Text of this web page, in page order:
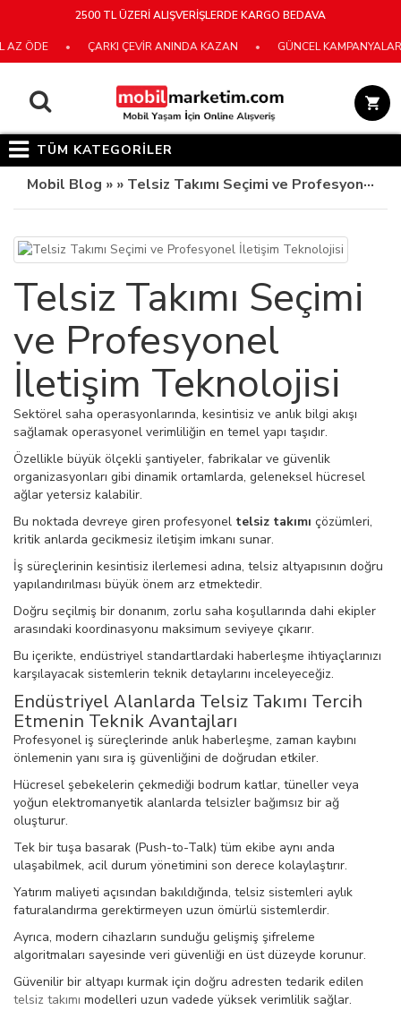
2500 TL ÜZERİ ALIŞVERİŞLERDE KARGO BEDAVA
ÖDE ÇARKI ÇEVİR ANINDA KAZAN GÜNCEL
TÜM KATEGORİLER
Mobil Blog » » Telsiz Takımı Seçimi ve Profesyonel İletişim Teknolojisi
Telsiz Takımı Seçimi
ve Profesyonel
İletişim Teknolojisi
Sektörel saha operasyonlarında, kesintisiz ve anlık bilgi akışı
sağlamak operasyonel verimliliğin en temel yapı taşıdır.
Özellikle büyük ölçekli şantiyeler, fabrikalar ve güvenlik
organizasyonları gibi dinamik ortamlarda, geleneksel hücresel
ağlar yetersiz kalabilir.
Bu noktada devreye giren profesyonel telsiz takımı çözümleri,
kritik anlarda gecikmesiz iletişim imkanı sunar.
İş süreçlerinin kesintisiz ilerlemesi adına, telsiz altyapısının doğru
yapılandırılması büyük önem arz etmektedir.
Doğru seçilmiş bir donanım, zorlu saha koşullarında dahi ekipler
arasındaki koordinasyonu maksimum seviyeye çıkarır.
Bu içerikte, endüstriyel standartlardaki haberleşme ihtiyaçlarınızı
karşılayacak sistemlerin teknik detaylarını inceleyeceğiz.
Endüstriyel Alanlarda Telsiz Takımı Tercih
Etmenin Teknik Avantajları
Profesyonel iş süreçlerinde anlık haberleşme, zaman kaybını
önlemenin yanı sıra iş güvenliğini de doğrudan etkiler.
Hücresel şebekelerin çekmediği bodrum katlar, tüneller veya
yoğun elektromanyetik alanlarda telsizler bağımsız bir ağ
oluşturur.
Tek bir tuşa basarak (Push-to-Talk) tüm ekibe aynı anda
ulaşabilmek, acil durum yönetimini son derece kolaylaştırır.
Yatırım maliyeti açısından bakıldığında, telsiz sistemleri aylık
faturalandırma gerektirmeyen uzun ömürlü sistemlerdir.
Ayrıca, modern cihazların sunduğu gelişmiş şifreleme
algoritmaları sayesinde veri güvenliği en üst düzeyde korunur.
Güvenilir bir altyapı kurmak için doğru adresten tedarik edilen
telsiz takımı modelleri uzun vadede yüksek verimlilik sağlar.